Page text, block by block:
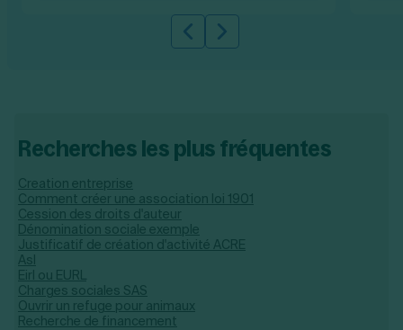
Slide précédente
Slide suivante
Recherches les plus fréquentes
Creation entreprise
Comment créer une association loi 1901
Cession des droits d'auteur
Dénomination sociale exemple
Justificatif de création d'activité ACRE
Asl
Eirl ou EURL
Charges sociales SAS
Ouvrir un refuge pour animaux
Recherche de financement